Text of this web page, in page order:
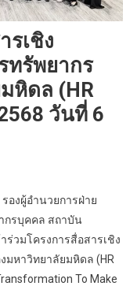
รเชิง
ทรัพยากร
หิดล (HR
วันที่ 6
องผู้อำนวยการฝ่าย
กรบุคคล สถาบัน
ร่วมโครงการสื่อสารเชิง
หาวิทยาลัยมหิดล (HR
To Make